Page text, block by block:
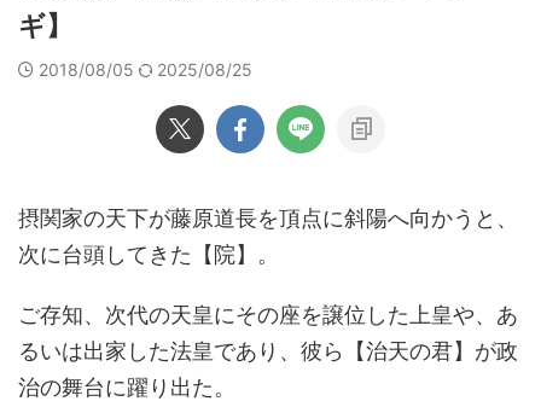
ギ】
2018/08/05 2025/08/25
摂関家の天下が藤原道長を頂点に斜陽へ向かうと、
次に台頭してきた【院】。
ご存知、次代の天皇にその座を譲位した上皇や、あ
るいは出家した法皇であり、彼ら【治天の君】が政
治の舞台に躍り出た。